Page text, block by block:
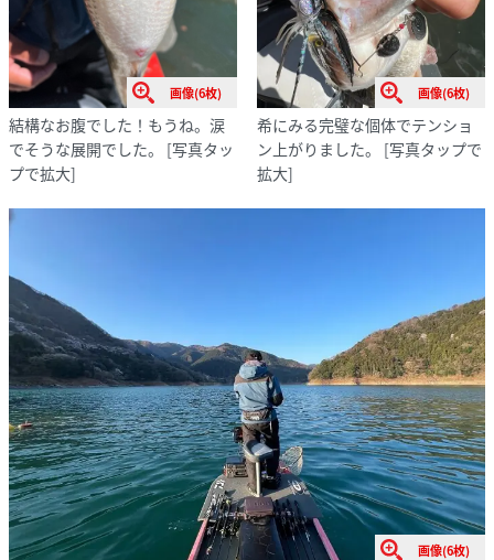
画像(6枚)
結構なお腹でした！もうね。涙
でそうな展開でした。
[写真タッ
プで拡大]
画像(6枚)
希にみる完璧な個体でテンショ
ン上がりました。
[写真タップで
拡大]
画像(6枚)